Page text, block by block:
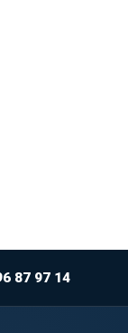
87 97 14